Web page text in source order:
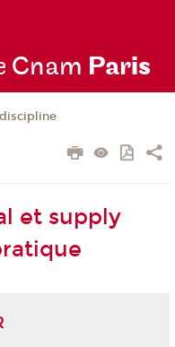
Cnam Paris
et supply